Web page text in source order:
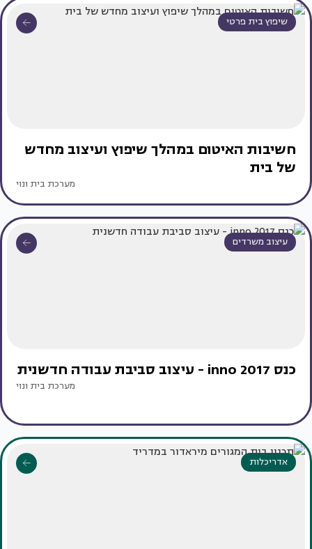
שיפוץ בית פרטי
חשיבות האיטום במהלך שיפוץ ועיצוב מחדש
של בית
מערכת בית ונוי
עיצוב משרדים
כנס inno 2017 - עיצוב סביבת עבודה חדשנית
מערכת בית ונוי
אדריכלות